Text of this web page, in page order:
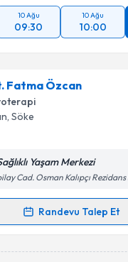
10 Ağu
09:30
10 Ağu
10:00
Fatma Özcan
, Söke
Yaşam Merkezi
Cad. Osman Kalıpçı Rezidans
Randevu Talep Et
Takvimi Talebi